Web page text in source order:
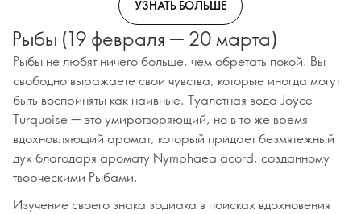
УЗНАТЬ БОЛЬШЕ
Рыбы (19 февраля — 20 марта)
Рыбы не любят ничего больше, чем обретать покой. Вы
свободно выражаете свои чувства, которые иногда могут
быть восприняты как наивные. Туалетная вода Joyce
Turquoise — это умиротворяющий, но в то же время
вдохновляющий аромат, который придает безмятежный
дух благодаря аромату Nymphaea acord, созданному
творческими Рыбами.
Изучение своего знака зодиака в поисках вдохновения